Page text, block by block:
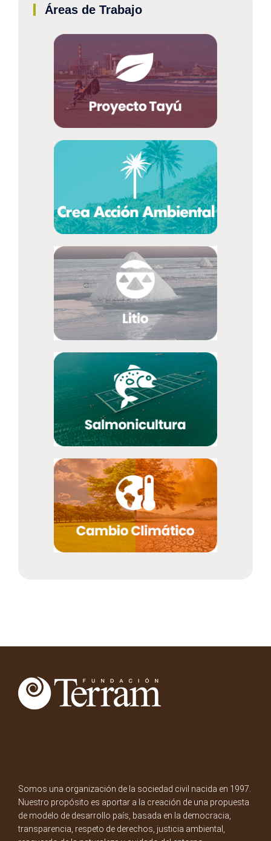
Áreas de Trabajo
Somos una organización de la sociedad civil nacida en 1997.
Nuestro propósito es aportar a la creación de una propuesta
de modelo de desarrollo país, basada en la democracia,
transparencia, respeto de derechos, justicia ambiental,